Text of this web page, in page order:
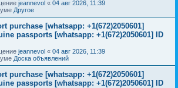
jeannevol « 04 авг 2026, 11:39
Другое
purchase [whatsapp: +1(672)2050601]
passports [whatsapp: +1(672)2050601] ID
jeannevol « 04 авг 2026, 11:39
Доска объявлений
purchase [whatsapp: +1(672)2050601]
passports [whatsapp: +1(672)2050601] ID